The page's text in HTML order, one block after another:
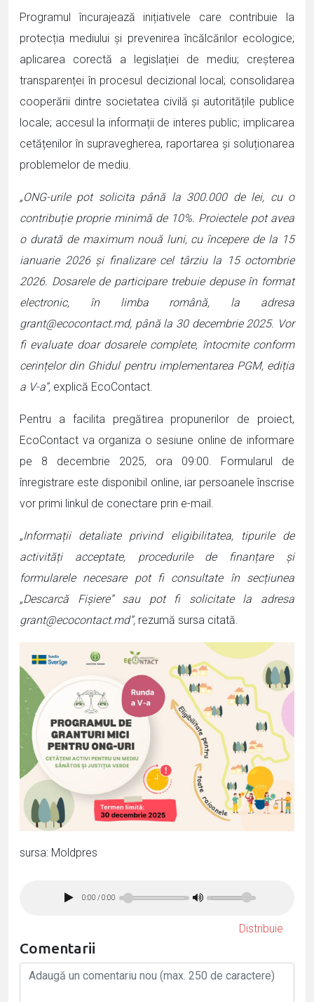
Programul încurajează inițiativele care contribuie la
protecția mediului și prevenirea încălcărilor ecologice;
aplicarea corectă a legislației de mediu; creșterea
transparenței în procesul decizional local; consolidarea
cooperării dintre societatea civilă și autoritățile publice
locale; accesul la informații de interes public; implicarea
cetățenilor în supravegherea, raportarea și soluționarea
problemelor de mediu.
„ONG-urile pot solicita până la 300.000 de lei, cu o
contribuție proprie minimă de 10%. Proiectele pot avea
o durată de maximum nouă luni, cu începere de la 15
ianuarie 2026 și finalizare cel târziu la 15 octombrie
2026. Dosarele de participare trebuie depuse în format
electronic, în limba română, la adresa
grant@ecocontact.md, până la 30 decembrie 2025. Vor
fi evaluate doar dosarele complete, întocmite conform
cerințelor din Ghidul pentru implementarea PGM, ediția
a V-a”, explică EcoContact.
Pentru a facilita pregătirea propunerilor de proiect,
EcoContact va organiza o sesiune online de informare
pe 8 decembrie 2025, ora 09:00. Formularul de
înregistrare este disponibil online, iar persoanele înscrise
vor primi linkul de conectare prin e-mail.
„Informații detaliate privind eligibilitatea, tipurile de
activități acceptate, procedurile de finanțare și
formularele necesare pot fi consultate în secțiunea
„Descarcă Fișiere” sau pot fi solicitate la adresa
grant@ecocontact.md”, rezumă sursa citată.
sursa: Moldpres
0:00 /0:00
Distribuie
Comentarii